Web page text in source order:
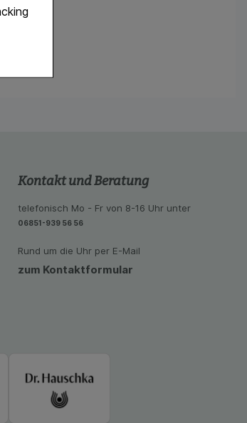
Kontakt und Beratung
telefonisch Mo - Fr von 8-16 Uhr unter
06851-939 56 56
Rund um die Uhr per E-Mail
zum Kontaktformular